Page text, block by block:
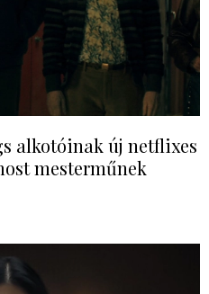
alkotóinak új netflixes
mesterműnek